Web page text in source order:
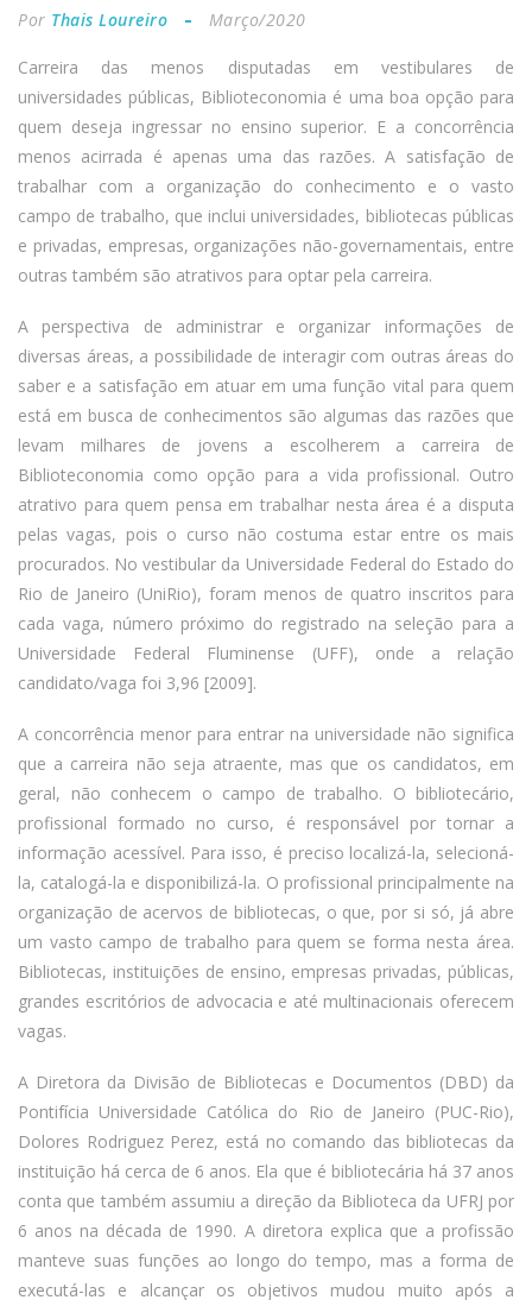
Por Thais Loureiro Março/2020
Carreira das menos disputadas em vestibulares de
universidades públicas, Biblioteconomia é uma boa opção para
quem deseja ingressar no ensino superior. E a concorrência
menos acirrada é apenas uma das razões. A satisfação de
trabalhar com a organização do conhecimento e o vasto
campo de trabalho, que inclui universidades, bibliotecas públicas
e privadas, empresas, organizações não-governamentais, entre
outras também são atrativos para optar pela carreira.
A perspectiva de administrar e organizar informações de
diversas áreas, a possibilidade de interagir com outras áreas do
saber e a satisfação em atuar em uma função vital para quem
está em busca de conhecimentos são algumas das razões que
levam milhares de jovens a escolherem a carreira de
Biblioteconomia como opção para a vida profissional. Outro
atrativo para quem pensa em trabalhar nesta área é a disputa
pelas vagas, pois o curso não costuma estar entre os mais
procurados. No vestibular da Universidade Federal do Estado do
Rio de Janeiro (UniRio), foram menos de quatro inscritos para
cada vaga, número próximo do registrado na seleção para a
Universidade Federal Fluminense (UFF), onde a relação
candidato/vaga foi 3,96 [2009].
A concorrência menor para entrar na universidade não significa
que a carreira não seja atraente, mas que os candidatos, em
geral, não conhecem o campo de trabalho. O bibliotecário,
profissional formado no curso, é responsável por tornar a
informação acessível. Para isso, é preciso localizá-la, selecioná-
la, catalogá-la e disponibilizá-la. O profissional principalmente na
organização de acervos de bibliotecas, o que, por si só, já abre
um vasto campo de trabalho para quem se forma nesta área.
Bibliotecas, instituições de ensino, empresas privadas, públicas,
grandes escritórios de advocacia e até multinacionais oferecem
vagas.
A Diretora da Divisão de Bibliotecas e Documentos (DBD) da
Pontifícia Universidade Católica do Rio de Janeiro (PUC-Rio),
Dolores Rodriguez Perez, está no comando das bibliotecas da
instituição há cerca de 6 anos. Ela que é bibliotecária há 37 anos
conta que também assumiu a direção da Biblioteca da UFRJ por
6 anos na década de 1990. A diretora explica que a profissão
manteve suas funções ao longo do tempo, mas a forma de
executá-las e alcançar os objetivos mudou muito após a